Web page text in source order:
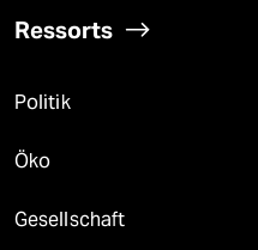
Ressorts
Politik
Öko
Gesellschaft